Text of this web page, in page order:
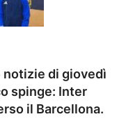
di giovedì
spinge: Inter
il Barcellona.